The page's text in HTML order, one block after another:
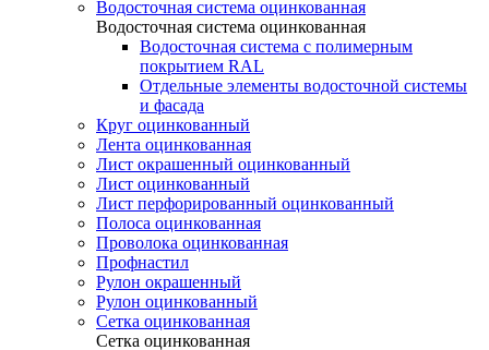
Водосточная система оцинкованная
Водосточная система оцинкованная
Водосточная система с полимерным
покрытием RAL
Отдельные элементы водосточной системы
и фасада
Круг оцинкованный
Лента оцинкованная
Лист окрашенный оцинкованный
Лист оцинкованный
Лист перфорированный оцинкованный
Полоса оцинкованная
Проволока оцинкованная
Профнастил
Рулон окрашенный
Рулон оцинкованный
Сетка оцинкованная
Сетка оцинкованная